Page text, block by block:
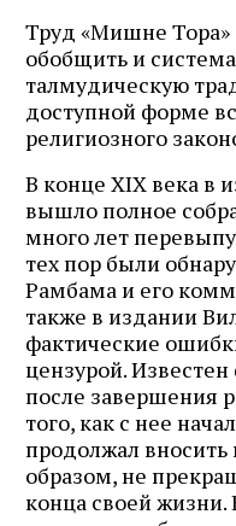
Труд «Мишне Тора»
обобщить и
талмудическую
доступной форме
религиозного
В конце XIX века в
вышло полное
много лет
тех пор были
Рамбама и его
также в издании
фактические
цензурой.
после завершения
того, как с нее
продолжал вносить
образом, не
конца своей жизни.